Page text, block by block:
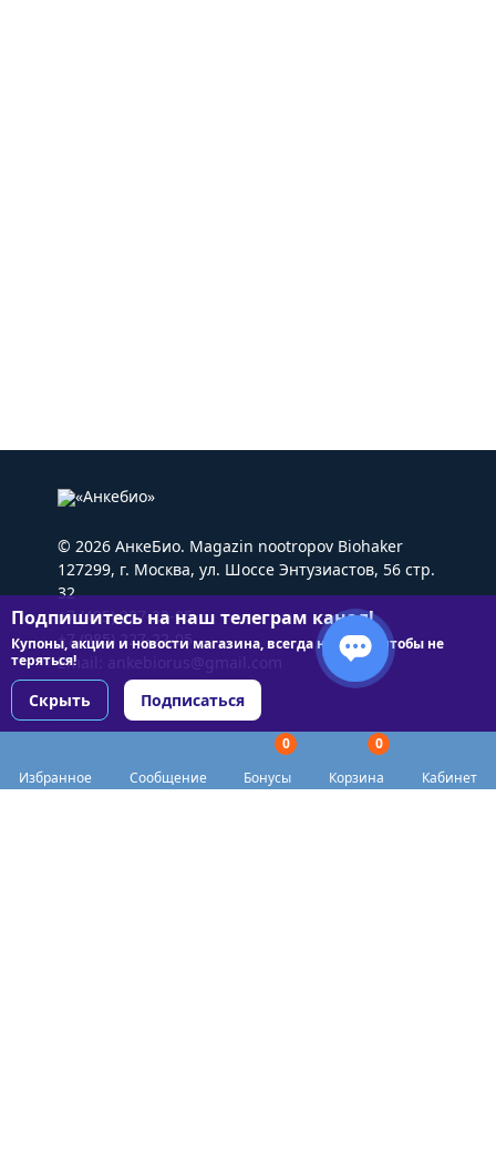
Избранное Сообщение
0
Бонусы
0
Корзина
Кабинет
© 2026 АнкеБио. Magazin nootropov Biohaker
127299, г. Москва, ул. Шоссе Энтузиастов, 56 стр.
32
+7 (495) 227-22-05
+7 (985) 227-22-05
Email: ankebiorus@gmail.com
Подпишитесь на наш телеграм канал!
Купоны, акции и новости магазина, всегда на связи чтобы не
теряться!
Скрыть Подписаться